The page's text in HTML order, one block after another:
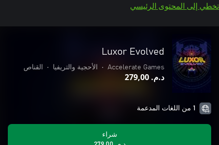
تخطي إلى المحتوى الرئيسي
Luxor Evolved
Accelerate Games
• الأحجية والتريفيا • القناص
د.م.‏ 279,00
1 من اللغات المدعمة
شراء